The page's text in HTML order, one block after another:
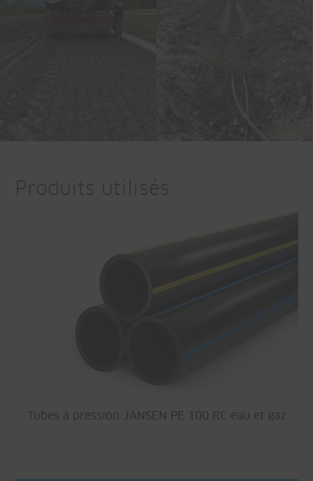
Tubes à pression JANSEN PE 100 RC eau et gaz